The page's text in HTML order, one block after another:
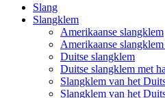
Slang
Slangklem
Amerikaanse slangklem
Amerikaanse
Duitse slangklem
Duitse slangklem met
Slangklem van het
Slangklem van het